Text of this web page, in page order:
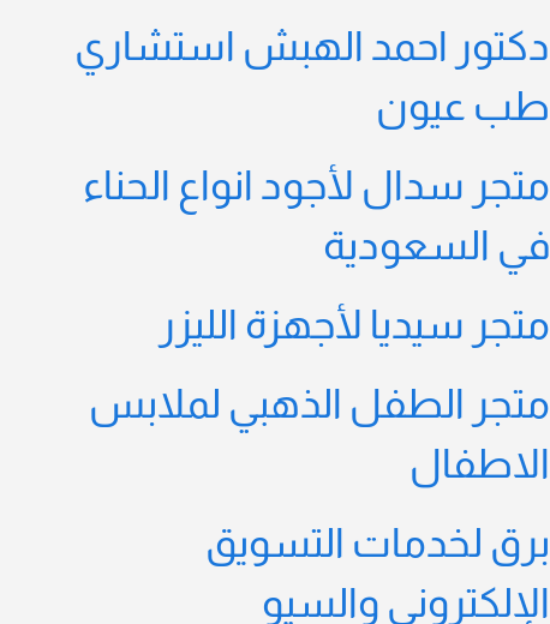
دكتور احمد الهبش استشاري
طب عيون
متجر سدال لأجود انواع الحناء
في السعودية
متجر سيديا لأجهزة الليزر
متجر الطفل الذهبي لملابس
الاطفال
برق لخدمات التسويق
الإلكتروني والسيو